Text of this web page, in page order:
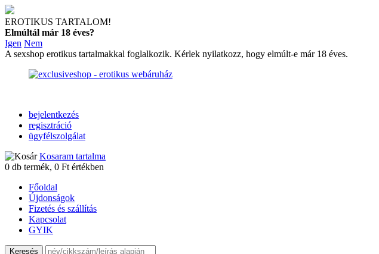
EROTIKUS TARTALOM!
Elmúltál már 18 éves?
Igen Nem
A sexshop erotikus tartalmakkal foglalkozik. Kérlek nyilatkozz, hogy elmúlt-e már 18 éves.
bejelentkezés
regisztráció
ügyfélszolgálat
Kosaram tartalma
0 db termék, 0 Ft értékben
Főoldal
Újdonságok
Fizetés és szállítás
Kapcsolat
GYIK